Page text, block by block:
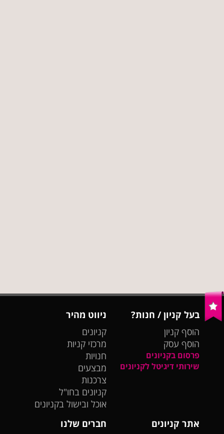
בעל קניון / חנות?
הוסף קניון
הוסף עסק
פרסום בקניונים
שירותי דיגיטל לקניונים
ניווט מהיר
קניונים
מרכזי קניות
חנויות
מבצעים
צרכנות
קניונים בחו"ל
אוכל ובישול בקניונים
אתר קניונים
חברים שלנו